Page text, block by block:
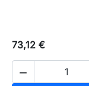
73,12 €
